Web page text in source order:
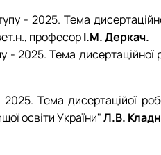
- 2025. Тема
професорІ.М. Деркач.
- 2025. Тема
2025. Тема дисертаційої
освіти України"Л.В.